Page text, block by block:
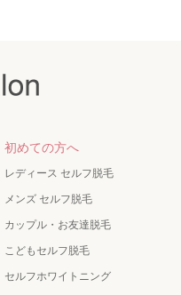
初めての方へ
レディース セルフ脱毛
メンズ セルフ脱毛
カップル・お友達脱毛
こどもセルフ脱毛
セルフホワイトニング